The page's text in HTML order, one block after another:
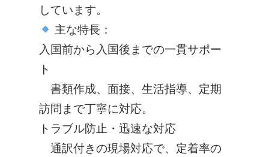
しています。
主な特長：
入国前から入国後までの一貫サポー
ト
書類作成、面接、生活指導、定期
訪問まで丁寧に対応。
トラブル防止・迅速な対応
通訳付きの現場対応で、定着率の